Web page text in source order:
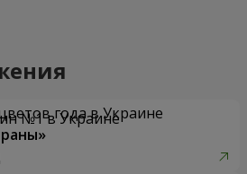
года в Украине